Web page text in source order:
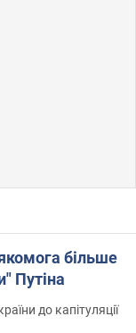
більше
Путіна
до капітуляції